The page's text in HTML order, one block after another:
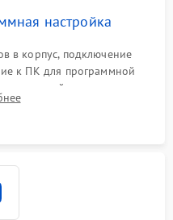
настройка
в корпус, подключение
к ПК для программной
настройки порогов
старения АКБ.